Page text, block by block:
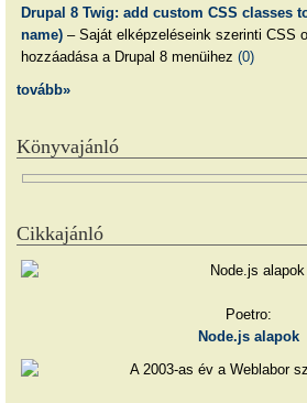
Drupal 8 Twig: add custom CSS classes
name)– Saját elképzeléseink szerinti CSS
hozzáadása a Drupal 8 menüihez (0)
tovább»
Könyvajánló
Cikkajánló
Poetro:
Node.js alapok